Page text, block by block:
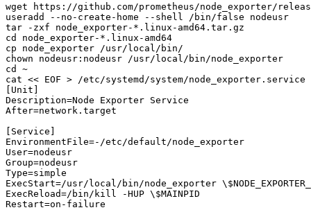
wget https://github.com/prometheus/node_exporter/
useradd --no-create-home --shell /bin/false nodeusr
tar -zxf node_exporter-*.linux-amd64.tar.gz
cd node_exporter-*.linux-amd64
cp node_exporter /usr/local/bin/
chown nodeusr:nodeusr /usr/local/bin/node_exporter
cd ~
cat << EOF > /etc/systemd/system/node_exporter.service
[Unit]
Description=Node Exporter Service
After=network.target
[Service]
EnvironmentFile=-/etc/default/node_exporter
User=nodeusr
Group=nodeusr
Type=simple
ExecStart=/usr/local/bin/node_exporter
ExecReload=/bin/kill -HUP \$MAINPID
Restart=on-failure